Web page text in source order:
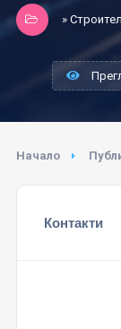
»
Начало
Контакти